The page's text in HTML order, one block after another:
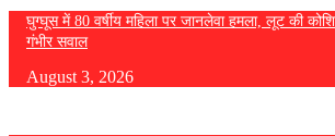
घुग्घूस में 80 वर्षीय महिला पर जानलेवा हमला, लूट की
गंभीर सवाल
August 3, 2026